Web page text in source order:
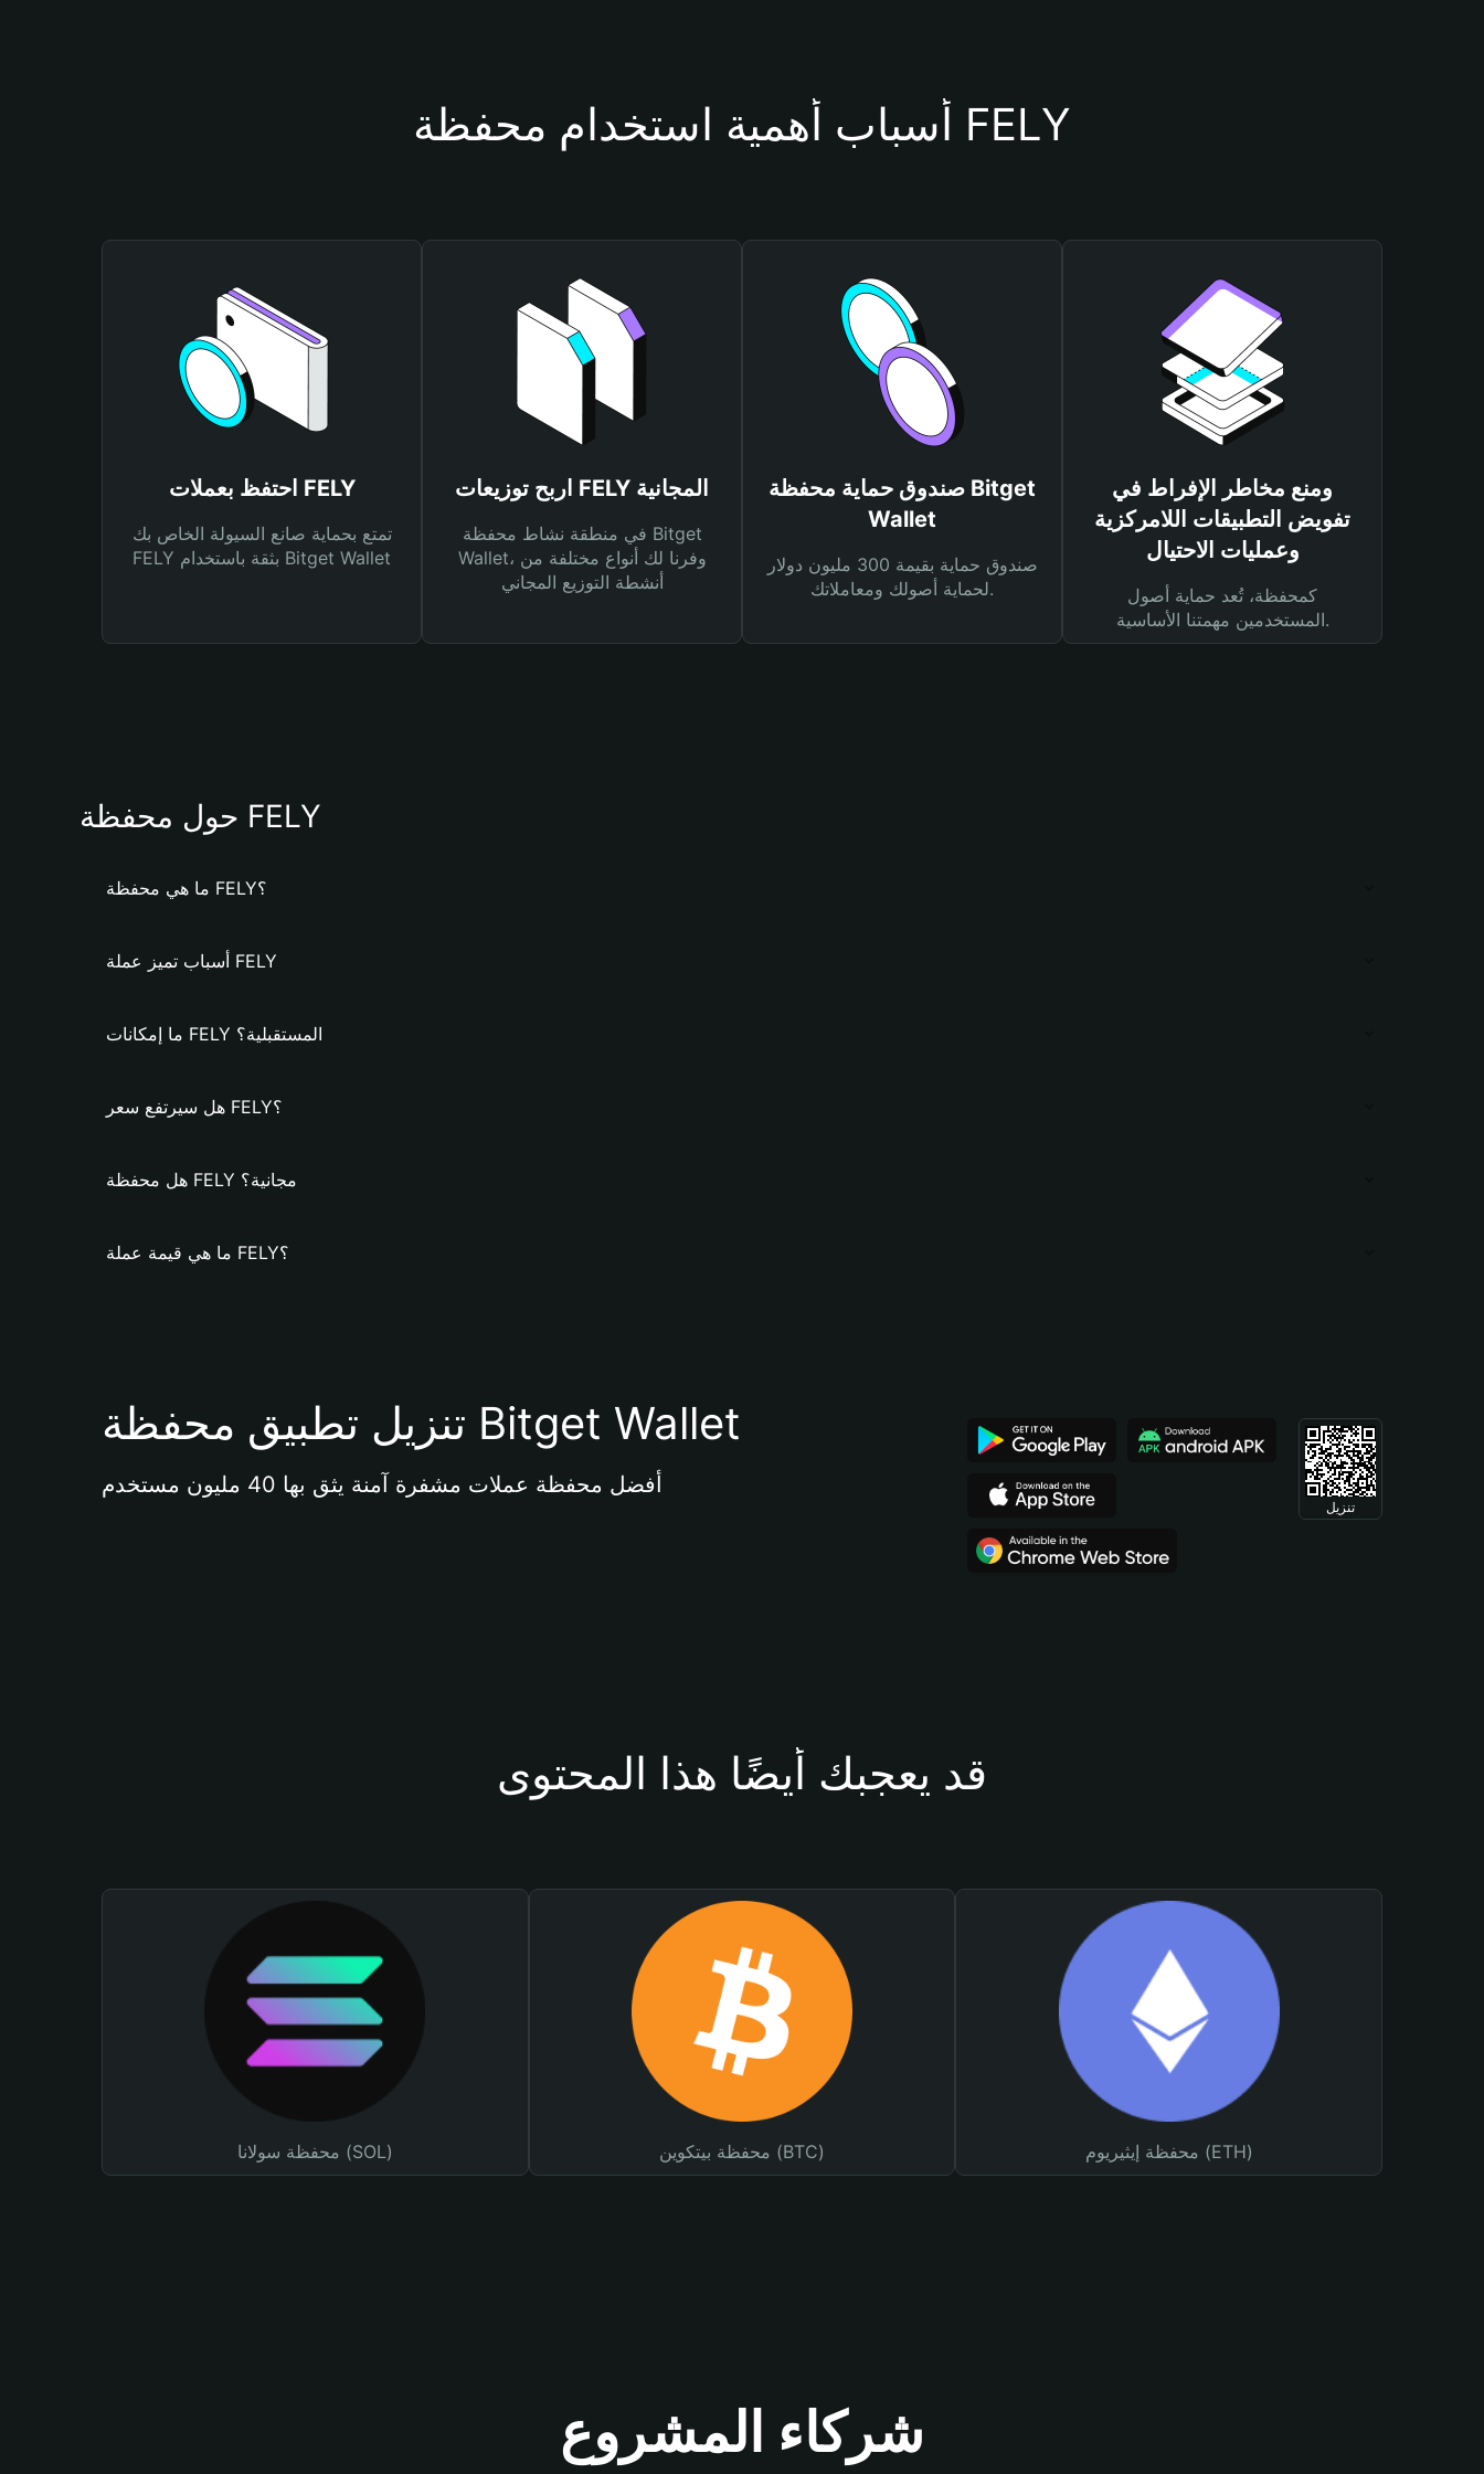
أسباب أهمية استخدام محفظة FELY
احتفظ بعملات FELY
تمتع بحماية صانع السيولة الخاص بك
FELY بثقة باستخدام Bitget Wallet
اربح توزيعات FELY المجانية
في منطقة نشاط محفظة Bitget
Wallet، وفرنا لك أنواع مختلفة من
أنشطة التوزيع المجاني
صندوق حماية محفظة Bitget
Wallet
صندوق حماية بقيمة 300 مليون دولار
لحماية أصولك ومعاملاتك.
ومنع مخاطر الإفراط في
تفويض التطبيقات اللامركزية
وعمليات الاحتيال
كمحفظة، تُعد حماية أصول
المستخدمين مهمتنا الأساسية.
حول محفظة FELY
ما هي محفظة FELY؟
أسباب تميز عملة FELY
ما إمكانات FELY المستقبلية؟
هل سيرتفع سعر FELY؟
هل محفظة FELY مجانية؟
ما هي قيمة عملة FELY؟
تنزيل تطبيق محفظة Bitget Wallet
أفضل محفظة عملات مشفرة آمنة يثق بها 40 مليون مستخدم
تنزيل
قد يعجبك أيضًا هذا المحتوى
محفظة سولانا (SOL) محفظة بيتكوين (BTC) محفظة إيثيريوم (ETH)
شركاء المشروع